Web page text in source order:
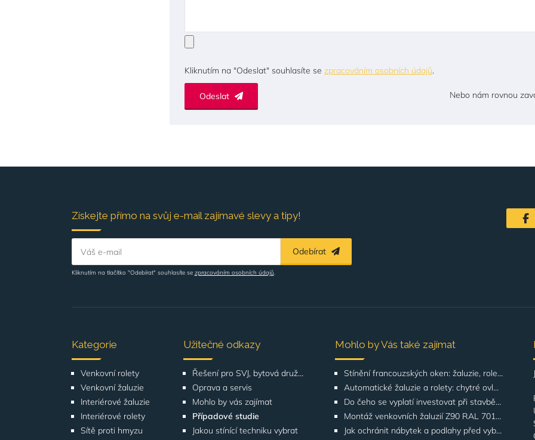
Kliknutím na "Odeslat" souhlasíte sezpracováním osobních údajů.
Nebo nám rovnou
Odeslat
Získejte přímo na svůj e-mail zajímavé slevy a tipy!
Váš e-mail Odebírat
Kliknutím na tlačítko "Odebírat" souhlasíte se zpracováním osobních údajů.
Kategorie
Venkovní rolety
Venkovní žaluzie
Interiérové žaluzie
Interiérové rolety
Sítě proti hmyzu
Užitečné odkazy
Řešení pro SVJ, bytová družstva, správu budov
Oprava a servis
Mohlo by vás zajímat
Případové studie
Jakou stínící techniku vybrat
Mohlo by Vás také zajímat
Stínění francouzských oken: žaluzie, rolety, screeny | GATO
Automatické žaluzie a rolety: chytré ovládání | GATO
Do čeho se vyplatí investovat při stavbě domu? Odborníci upozorňují na stínění oken
Montáž venkovních žaluzií Z90 RAL 7016 na rodinných domech | Případová studie
Jak ochránit nábytek a podlahy před vyblednutím od slunce